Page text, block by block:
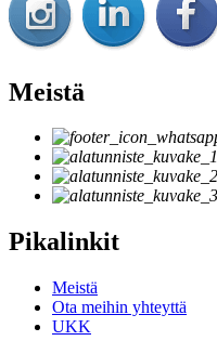
Meistä
Pikalinkit
Meistä
Ota meihin yhteyttä
UKK